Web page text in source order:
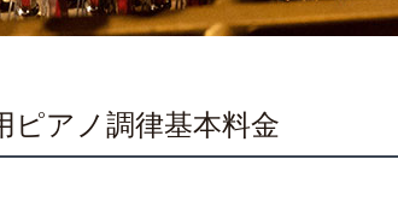
ピアノ調律基本料金